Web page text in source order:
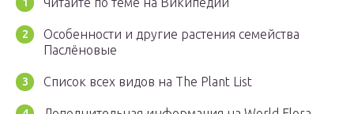
Особенности и другие растения семейства
Паслёновые
Список всех видов на The Plant List